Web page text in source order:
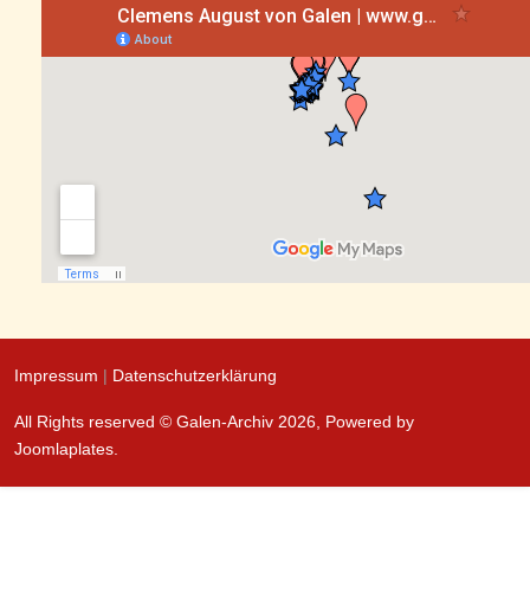
Impressum | Datenschutzerklärung
All Rights reserved © Galen-Archiv 2026, Powered by
Joomlaplates